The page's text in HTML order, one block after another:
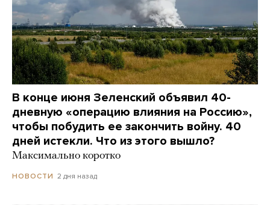
В конце июня Зеленский объявил 40-
дневную «операцию влияния на Россию»,
чтобы побудить ее закончить войну. 40
дней истекли. Что из этого вышло?
Максимально коротко
НОВОСТИ 2 дня назад